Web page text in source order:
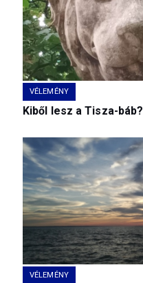
VÉLEMÉNY
Kiből lesz a Tisza-báb?
VÉLEMÉNY